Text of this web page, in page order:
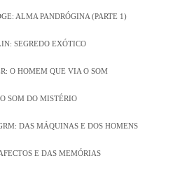
ALMA PANDRÓGINA (PARTE 1)
SEGREDO EXÓTICO
O HOMEM QUE VIA O SOM
SOM DO MISTÉRIO
DAS MÁQUINAS E DOS HOMENS
E DAS MEMÓRIAS